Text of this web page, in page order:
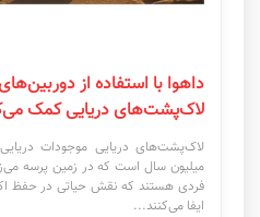
داهوا با استفاده از
لاک‌پشت‌های دریایی کمک
میلیون سال است که در زمین پرسه
فردی هستند که نقش حیاتی در حفظ
ایفا می‌کنند...